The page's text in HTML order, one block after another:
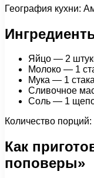
География кухни:
Яйцо — 2
Молоко — 1
Мука — 1
Сливочное
Соль — 1
Количество порций:
Как
поповеры»